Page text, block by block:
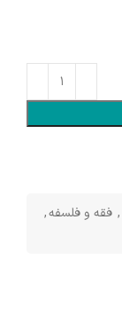
, فقه و فلسفه,